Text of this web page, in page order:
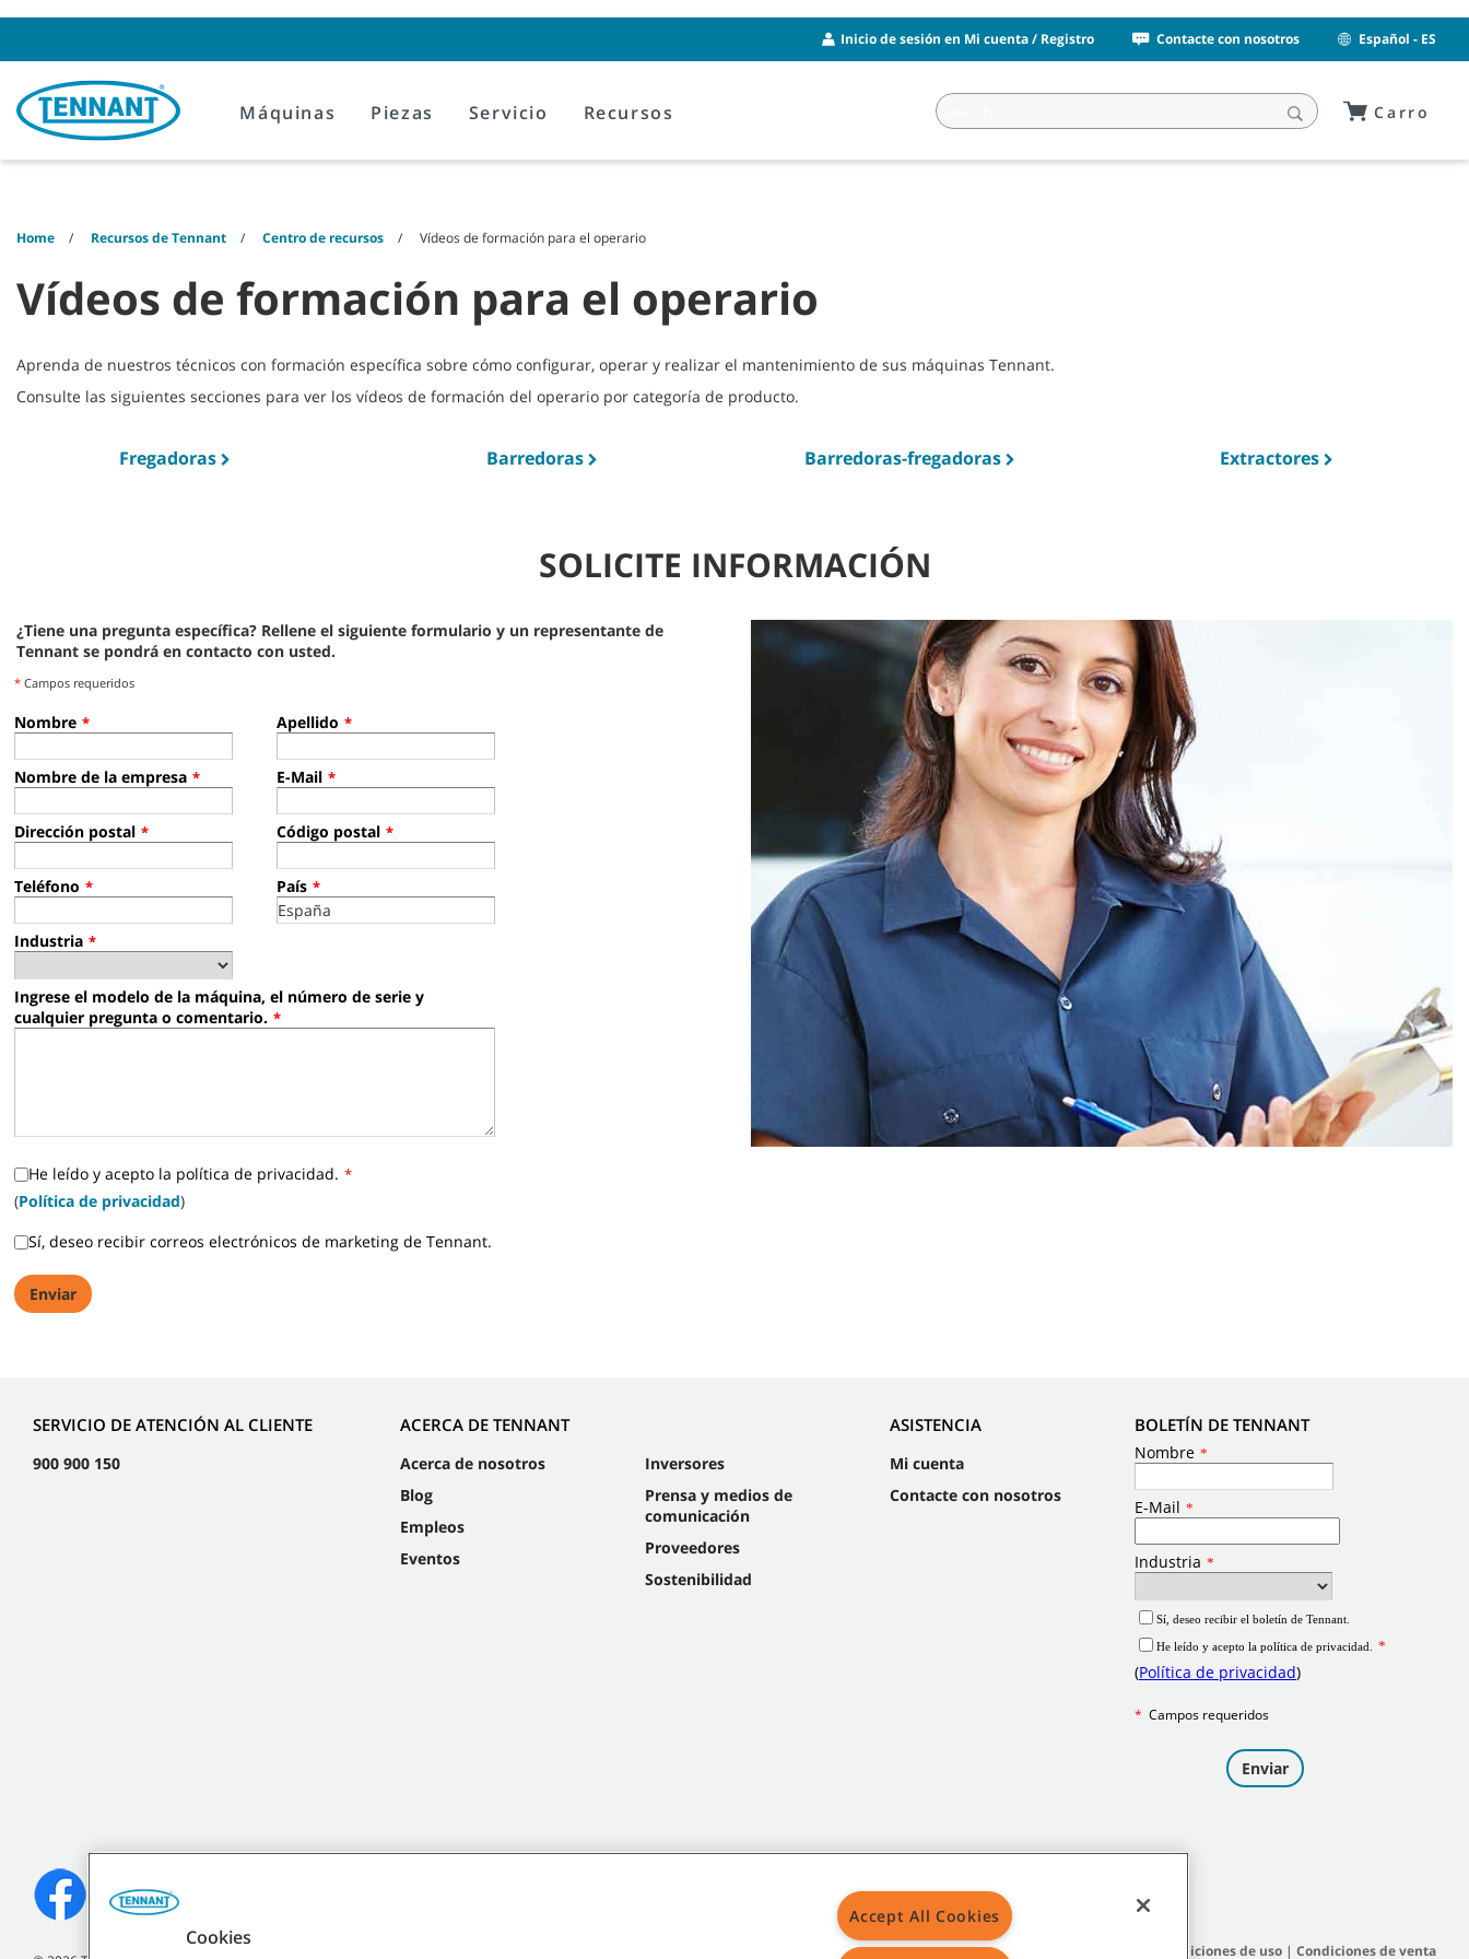
Inicio de sesión en Mi cuenta / Registro Contacte con nosotros Español - ES
Máquinas Piezas Servicio Recursos Carro
Home Recursos de Tennant Centro de recursos Vídeos de formación para el operario
Vídeos de formación para el operario
Aprenda de nuestros técnicos con formación específica sobre cómo configurar, operar y realizar el mantenimiento de sus máquinas Tennant.
Consulte las siguientes secciones para ver los vídeos de formación del operario por categoría de producto.
Fregadoras Barredoras Barredoras-fregadoras Extractores
SOLICITE INFORMACIÓN
¿Tiene una pregunta específica? Rellene el siguiente formulario y un representante de
Tennant se pondrá en contacto con usted.
* Campos requeridos
Nombre * Apellido *
Nombre de la empresa * E-Mail *
Dirección postal * Código postal *
Teléfono * País *
Industria *
Ingrese el modelo de la máquina, el número de serie y
cualquier pregunta o comentario. *
He leído y acepto la política de privacidad. *
(Política de privacidad)
Sí, deseo recibir correos electrónicos de marketing de Tennant.
SERVICIO DE ATENCIÓN AL CLIENTE
900 900 150
ACERCA DE TENNANT
Acerca de nosotros
Blog
Empleos
Eventos
Inversores
Prensa y medios de
comunicación
Proveedores
Sostenibilidad
ASISTENCIA
Mi cuenta
Contacte con nosotros
BOLETÍN DE TENNANT
Mapa del sitio| Condiciones de uso| Condiciones de venta
Cookies
Accept All Cookies